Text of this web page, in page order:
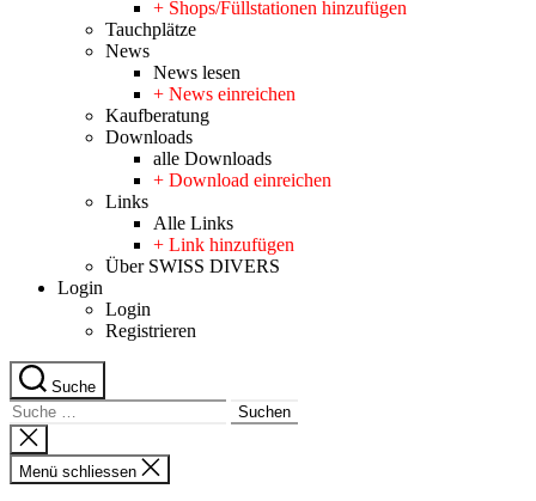
+ Shops/Füllstationen hinzufügen
Tauchplätze
News
News lesen
+ News einreichen
Kaufberatung
Downloads
alle Downloads
+ Download einreichen
Links
Alle Links
+ Link hinzufügen
Über SWISS DIVERS
Login
Login
Registrieren
Suche
Suche
nach:
Suche
schliessen
Menü schliessen